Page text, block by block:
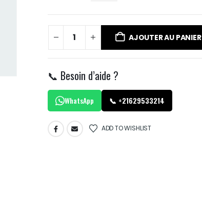
AJOUTER AU PANIER
📞 Besoin d’aide ?
WhatsApp 📞 +21629533214
ADD TO WISHLIST